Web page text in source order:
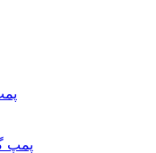
پمپ